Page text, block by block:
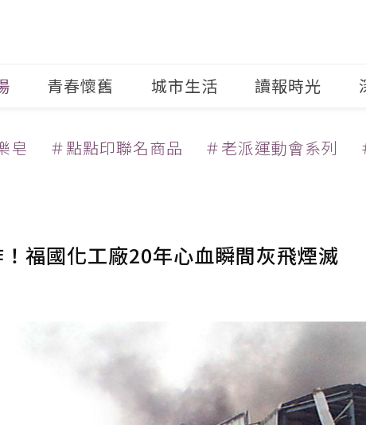
青春懷舊 城市生活 讀報時光
皂 ＃點點印聯名商品 ＃老派運動會系列
福國化工廠20年心血瞬間灰飛煙滅